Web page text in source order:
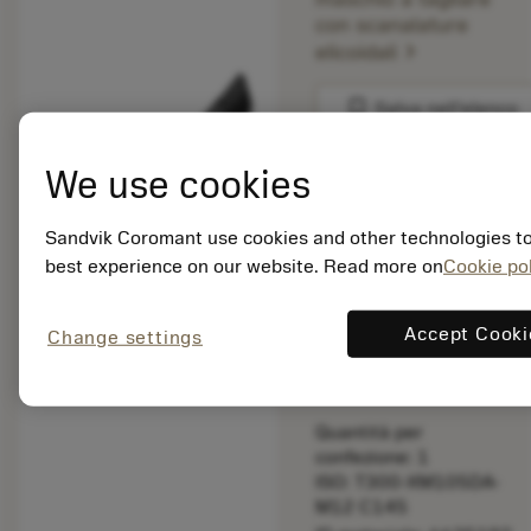
con scanalature
elicoidali
bookmark Salva nell'elenco
Prezzo di listino:
Disponibile a
stock
Quantità per
confezione: 1
ISO: T300-XM105DA-
M12 C145
We use cookies
Sandvik Coromant use cookies and other technologies
best experience on our website. Read more onCookie
Change settings Accept